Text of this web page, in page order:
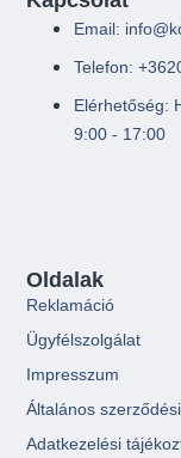
Oldalak
Reklamáció
Ügyfélszolgálat
Impresszum
Általános
Adatkezelési
Email:
Telefon:
Elérhetőség:
9:00 - 17:00